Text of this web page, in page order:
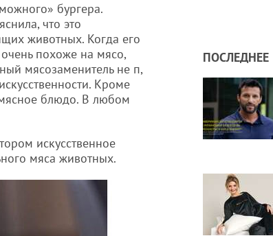
бургера.
что это
животных. Когда его
похоже на мясо,
мясозаменитель не п,
Кроме
мясное блюдо. В любом
искусственное
мяса животных.
ПОСЛЕДНЕЕ